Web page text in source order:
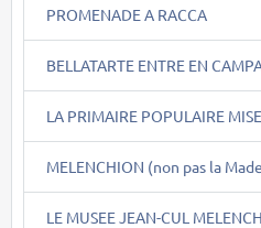
PROMENADE A RACCA
BELLATARTE ENTRE EN
LA PRIMAIRE POPULAIRE
MELENCHION (non pas la
LE MUSEE JEAN-CUL